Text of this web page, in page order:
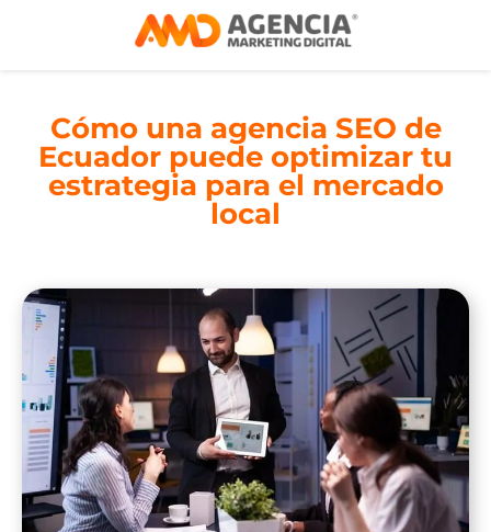
Cómo una agencia SEO de
Ecuador puede optimizar tu
estrategia para el mercado
local